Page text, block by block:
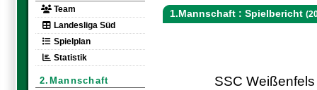
Team
Landesliga Süd
Spielplan
Statistik
2.Mannschaft
1.Mannschaft : Spielbericht
SSC Weißenfels